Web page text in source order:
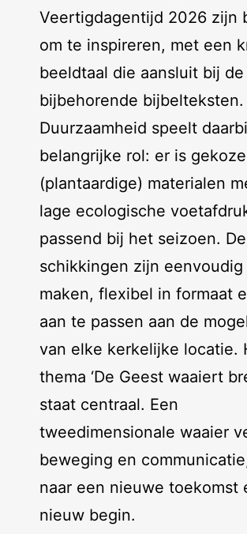
Veertigdagentijd 2026 zijn
om te inspireren, met een
beeldtaal die aansluit bij de
bijbehorende bijbelteksten.
Duurzaamheid speelt
belangrijke rol: er is
(plantaardige) materialen
lage ecologische
passend bij het seizoen. De
schikkingen zijn eenvoudig
maken, flexibel in formaat
aan te passen aan de
van elke kerkelijke locatie.
thema ‘De Geest waaiert
staat centraal. Een
tweedimensionale waaier
beweging en
naar een nieuwe toekomst
nieuw begin.